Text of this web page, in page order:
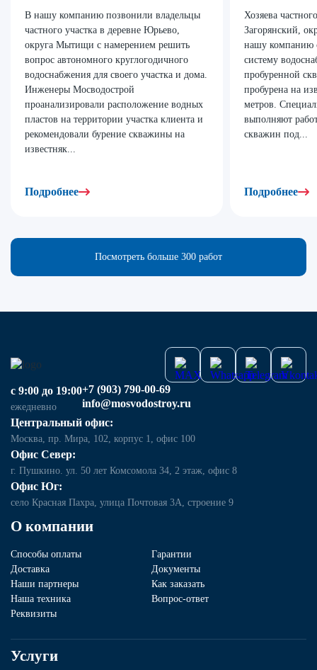
В нашу компанию позвонили владельцы
частного участка в деревне Юрьево,
округа Мытищи с намерением решить
вопрос автономного круглогодичного
водоснабжения для своего участка и дома.
Инженеры Мосводострой
проанализировали расположение водных
пластов на территории участка клиента и
рекомендовали бурение скважины на
известняк...
Подробнее
Хозяева
Загорянский,
нашу компанию
систему
пробуренной
пробурена на
метров.
выполняют
скважин под...
Подробнее
Посмотреть больше 300 работ
О компании
Способы оплаты
Гарантии
Доставка
Документы
Наши партнеры
Как заказать
Наша техника
Вопрос-ответ
Реквизиты
Услуги
с 9:00 до 19:00
ежедневно
+7 (903) 790-00-69
info@mosvodostroy.ru
Центральный офис:
Москва, пр. Мира, 102, корпус 1, офис 100
Офис Север:
г. Пушкино. ул. 50 лет Комсомола 34, 2 этаж, офис 8
Офис Юг:
село Красная Пахра, улица Почтовая 3А, строение 9